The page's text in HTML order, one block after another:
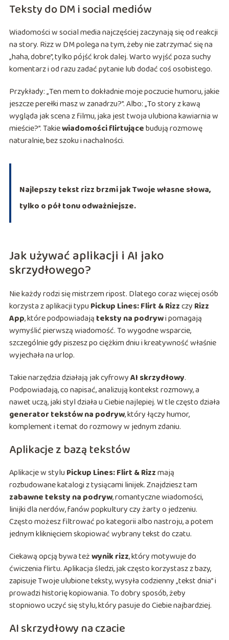
Teksty do DM i social mediów
Wiadomości w social media najczęściej zaczynają się od reakcji
na story. Rizz w DM polega na tym, żeby nie zatrzymać się na
„haha, dobre”, tylko pójść krok dalej. Warto wyjść poza suchy
komentarz i od razu zadać pytanie lub dodać coś osobistego.
Przykłady: „Ten mem to dokładnie moje poczucie humoru, jakie
jeszcze perełki masz w zanadrzu?”. Albo: „To story z kawą
wygląda jak scena z filmu, jaka jest twoja ulubiona kawiarnia w
mieście?”. Takiewiadomości flirtującebudują rozmowę
naturalnie, bez szoku i nachalności.
Najlepszy tekst rizz brzmi jak Twoje własne słowa,
tylko o pół tonu odważniejsze.
Jak używać aplikacji i AI jako
skrzydłowego?
Nie każdy rodzi się mistrzem ripost. Dlatego coraz więcej osób
korzysta z aplikacji typuPickup Lines: Flirt & Rizzczy Rizz
App, które podpowiadają teksty na podrywi pomagają
wymyślić pierwszą wiadomość. To wygodne wsparcie,
szczególnie gdy piszesz po ciężkim dniu i kreatywność właśnie
wyjechała na urlop.
Takie narzędzia działają jak cyfrowyAI skrzydłowy.
Podpowiadają, co napisać, analizują kontekst rozmowy, a
nawet uczą, jaki styl działa u Ciebie najlepiej. W tle często działa
generator tekstów na podryw, który łączy humor,
komplement i temat do rozmowy w jednym zdaniu.
Aplikacje z bazą tekstów
Aplikacje w styluPickup Lines: Flirt & Rizzmają
rozbudowane katalogi z tysiącami linijek. Znajdziesz tam
zabawne teksty na podryw, romantyczne wiadomości,
linijki dla nerdów, fanów popkultury czy żarty o jedzeniu.
Często możesz filtrować po kategorii albo nastroju, a potem
jednym kliknięciem skopiować wybrany tekst do czatu.
Ciekawą opcją bywa teżwynik rizz, który motywuje do
ćwiczenia flirtu. Aplikacja śledzi, jak często korzystasz z bazy,
zapisuje Twoje ulubione teksty, wysyła codzienny „tekst dnia” i
prowadzi historię kopiowania. To dobry sposób, żeby
stopniowo uczyć się stylu, który pasuje do Ciebie najbardziej.
AI skrzydłowy na czacie